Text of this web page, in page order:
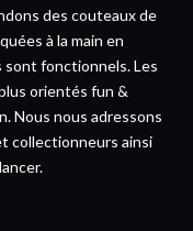
des couteaux de
à la main en
sont fonctionnels. Les
orientés fun &
Nous nous adressons
collectionneurs ainsi